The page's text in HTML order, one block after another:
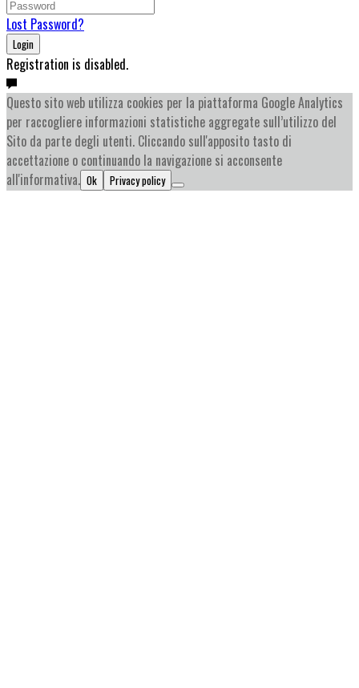
Lost Password?
Login
Registration is disabled.
Questo sito web utilizza cookies per la piattaforma Google Analytics
per raccogliere informazioni statistiche aggregate sull’utilizzo del
Sito da parte degli utenti. Cliccando sull'apposito tasto di
accettazione o continuando la navigazione si acconsente
all'informativa. Ok Privacy policy